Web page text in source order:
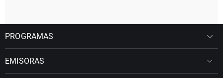
PROGRAMAS
EMISORAS